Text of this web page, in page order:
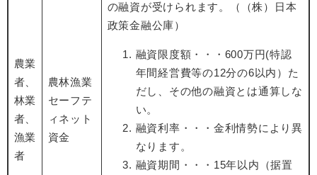
農業
者、
林業
者、
漁業
者
農林漁業
セーフテ
ィネット
資金
の融資が受けられます。（（株）日本
政策金融公庫）
融資限度額・・・600万円(特認
年間経営費等の12分の6以内）た
だし、その他の融資とは通算しな
い。
融資利率・・・金利情勢により異
なります。
融資期間・・・15年以内（据置